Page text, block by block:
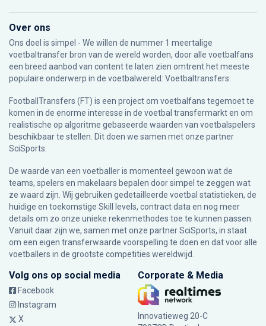
Over ons
Ons doel is simpel - We willen de nummer 1 meertalige
voetbaltransfer bron van de wereld worden, door alle voetbalfans
een breed aanbod van content te laten zien omtrent het meeste
populaire onderwerp in de voetbalwereld: Voetbaltransfers.
FootballTransfers (FT) is een project om voetbalfans tegemoet te
komen in de enorme interesse in de voetbal transfermarkt en om
realistische op algoritme gebaseerde waarden van voetbalspelers
beschikbaar te stellen. Dit doen we samen met onze partner
SciSports
De waarde van een voetballer is momenteel gewoon wat de
teams, spelers en makelaars bepalen door simpel te zeggen wat
ze waard zijn. Wij gebruiken gedetailleerde voetbal statistieken, de
huidige en toekomstige Skill levels, contract data en nog meer
details om zo onze unieke rekenmethodes toe te kunnen passen.
Vanuit daar zijn we, samen met onze partner SciSports, in staat
om een eigen transferwaarde voorspelling te doen en dat voor alle
voetballers in de grootste competities wereldwijd.
Volg ons op social media
Facebook
Instagram
X
Corporate & Media
Innovatieweg 20-C